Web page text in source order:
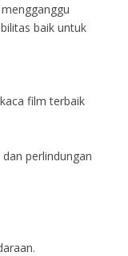
baik untuk
film terbaik
perlindungan